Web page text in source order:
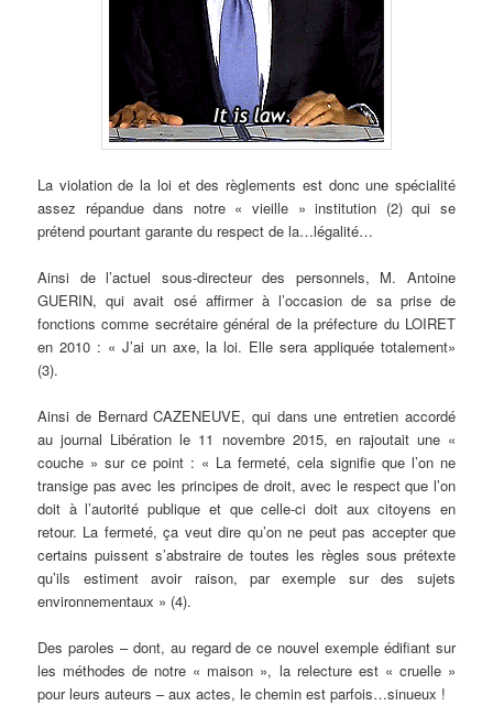
La violation de la loi et des règlements est donc une spécialité
assez répandue dans notre « vieille » institution (2) qui se
prétend pourtant garante du respect de la…légalité…
Ainsi de l’actuel sous-directeur des personnels, M. Antoine
GUERIN, qui avait osé affirmer à l’occasion de sa prise de
fonctions comme secrétaire général de la préfecture du LOIRET
en 2010 : « J’ai un axe, la loi. Elle sera appliquée totalement»
(3).
Ainsi de Bernard CAZENEUVE, qui dans une entretien accordé
au journal Libération le 11 novembre 2015, en rajoutait une «
couche » sur ce point : « La fermeté, cela signifie que l’on ne
transige pas avec les principes de droit, avec le respect que l’on
doit à l’autorité publique et que celle-ci doit aux citoyens en
retour. La fermeté, ça veut dire qu’on ne peut pas accepter que
certains puissent s’abstraire de toutes les règles sous prétexte
qu’ils estiment avoir raison, par exemple sur des sujets
environnementaux » (4).
Des paroles – dont, au regard de ce nouvel exemple édifiant sur
les méthodes de notre « maison », la relecture est « cruelle »
pour leurs auteurs – aux actes, le chemin est parfois…sinueux !